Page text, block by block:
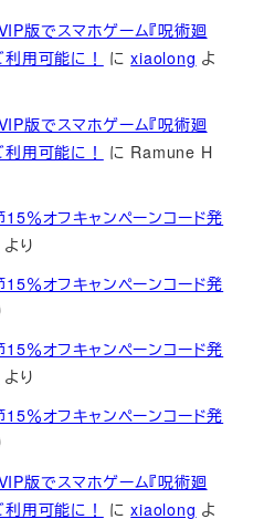
版でスマホゲーム『呪術廻
利用可能に！
にxiaolong よ
版でスマホゲーム『呪術廻
利用可能に！
に Ramune H
％オフキャンペーンコード発
より
％オフキャンペーンコード発
％オフキャンペーンコード発
より
％オフキャンペーンコード発
版でスマホゲーム『呪術廻
利用可能に！
にxiaolong よ